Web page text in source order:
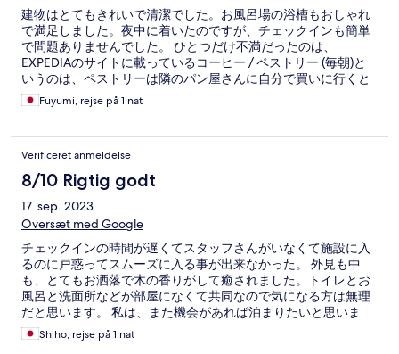
建物はとてもきれいで清潔でした。お風呂場の浴槽もおしゃれ
で満足しました。夜中に着いたのですが、チェックインも簡単
で問題ありませんでした。 ひとつだけ不満だったのは、
EXPEDIAのサイトに載っているコーヒー / ペストリー (毎朝)と
いうのは、ペストリーは隣のパン屋さんに自分で買いに行くと
いう意味でした。私たちが泊まったのは土曜日から日曜日にか
けてだったので、パン屋さんが開いていませんでした。
Fuyumi, rejse på 1 nat
Verificeret anmeldelse
8/10 Rigtig godt
17. sep. 2023
Oversæt med Google
チェックインの時間が遅くてスタッフさんがいなくて施設に入
るのに戸惑ってスムーズに入る事が出来なかった。 外見も中
も、とてもお洒落で木の香りがして癒されました。トイレとお
風呂と洗面所などが部屋になくて共同なので気になる方は無理
だと思います。 私は、また機会があれば泊まりたいと思いま
す。 隣のファミリーマート1000円以上買うと300円引きのチケ
ットがあるのでチェックインしてから、お買い物に行く事をお
Shiho, rejse på 1 nat